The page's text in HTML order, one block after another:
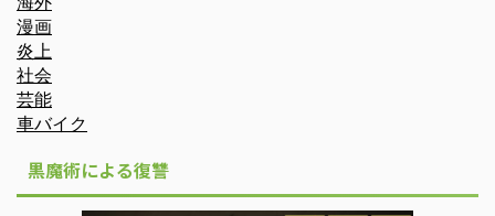
漫画
炎上
社会
芸能
車バイク
黒魔術による復讐